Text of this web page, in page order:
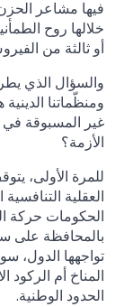
خلالها روح
أو ثالثة من
والسؤال الذي
ومنظّماتنا
غير المسبوقة في
الأزمة؟
للمرة الأولى،
العقلية
الحكومات حركة
بالمحافظة على
المناخ أم الركود
الحدود الوطنية.